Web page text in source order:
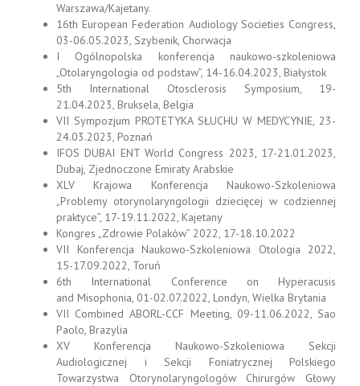
Warszawa/Kajetany.
16th European Federation Audiology Societies Congress,
03-06.05.2023, Szybenik, Chorwacja
I Ogólnopolska konferencja naukowo-szkoleniowa
„Otolaryngologia od podstaw”, 14-16.04.2023, Białystok
5th International Otosclerosis Symposium, 19-
21.04.2023, Bruksela, Belgia
VII Sympozjum PROTETYKA SŁUCHU W MEDYCYNIE, 23-
24.03.2023, Poznań
IFOS DUBAI ENT World Congress 2023, 17-21.01.2023,
Dubaj, Zjednoczone Emiraty Arabskie
XLV Krajowa Konferencja Naukowo-Szkoleniowa
„Problemy otorynolaryngologii dziecięcej w codziennej
praktyce”, 17-19.11.2022, Kajetany
Kongres „Zdrowie Polaków” 2022, 17-18.10.2022
VII Konferencja Naukowo-Szkoleniowa Otologia 2022,
15-17.09.2022, Toruń
6th International Conference on Hyperacusis
and Misophonia, 01-02.07.2022, Londyn, Wielka Brytania
VII Combined ABORL-CCF Meeting, 09-11.06.2022, Sao
Paolo, Brazylia
XV Konferencja Naukowo-Szkoleniowa Sekcji
Audiologicznej i Sekcji Foniatrycznej Polskiego
Towarzystwa Otorynolaryngologów Chirurgów Głowy